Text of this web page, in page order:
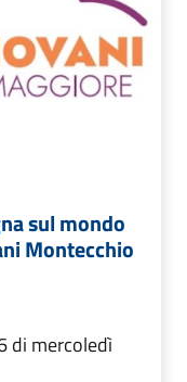
sul mondo
Montecchio
di mercoledì